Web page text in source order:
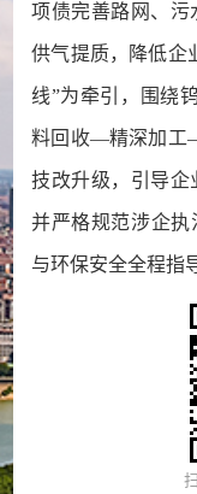
项债完善路网、污
供气提质，降低企
线”为牵引，围绕
料回收—精深加工
技改升级，引导企
并严格规范涉企执
与环保安全全程指